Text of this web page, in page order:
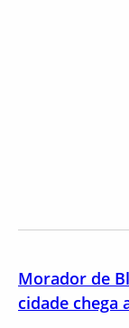
Morador de
cidade chega